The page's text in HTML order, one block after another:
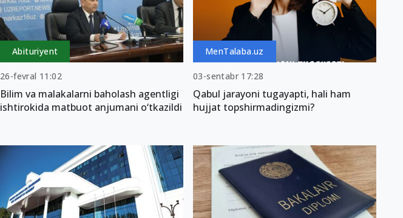
Abituriyent
26-fevral 11:02
Bilim va malakalarni baholash agentligi
ishtirokida matbuot anjumani o‘tkazildi
MenTalaba.uz
03-sentabr 17:28
Qabul jarayoni tugayapti, hali ham
hujjat topshirmadingizmi?